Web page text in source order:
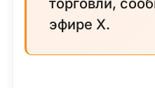
торговли,
эфире X.